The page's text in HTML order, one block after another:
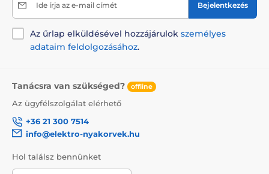
A nyakörv hossza
A PetSafe Big Dog Spray kiváló minőségű,
A nyakörv hossza 20 és 70 cm között állítható.
változhatnak. A képek csak illusztrációk.
Ide írja az e-mail címét Bejelentkezés
Az űrlap elküldésével hozzájárulok személyes
adataim feldolgozásához.
Tanácsra van szükséged? offline
Az ügyfélszolgálat elérhető
+36 21 300 7514
info@elektro-nyakorvek.hu
Hol találsz bennünket